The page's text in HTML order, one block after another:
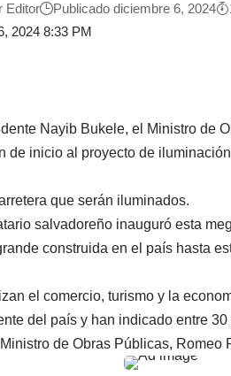
2024 8:33 PM
Editor Publicado diciembre 6, 2024
Nayib Bukele, el Ministro de
de inicio al proyecto de
que serán iluminados.
salvadoreño inauguró esta
construida en el país hasta
el comercio, turismo y la
del país y han indicado entre
de Obras Públicas, Romeo